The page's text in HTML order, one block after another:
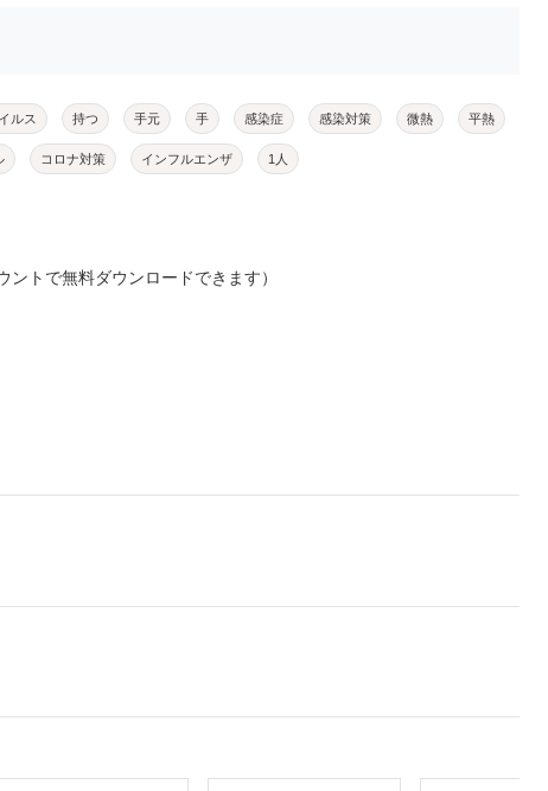
ルス 持つ 手元 手 感染症 感染対策 微熱 平熱
コロナ対策 インフルエンザ 1人
ントで無料ダウンロードできます）